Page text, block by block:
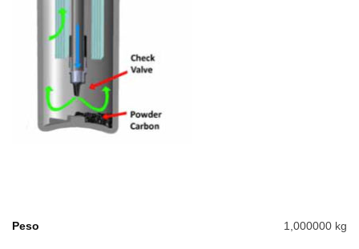
Peso 1,000000 kg